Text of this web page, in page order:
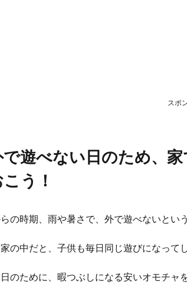
スポ
で遊べない日のため、
う！
の時期、雨や暑さで、外で遊べないとい
の中だと、子供も毎日同じ遊びになって
のために、暇つぶしになる安いオモチャ